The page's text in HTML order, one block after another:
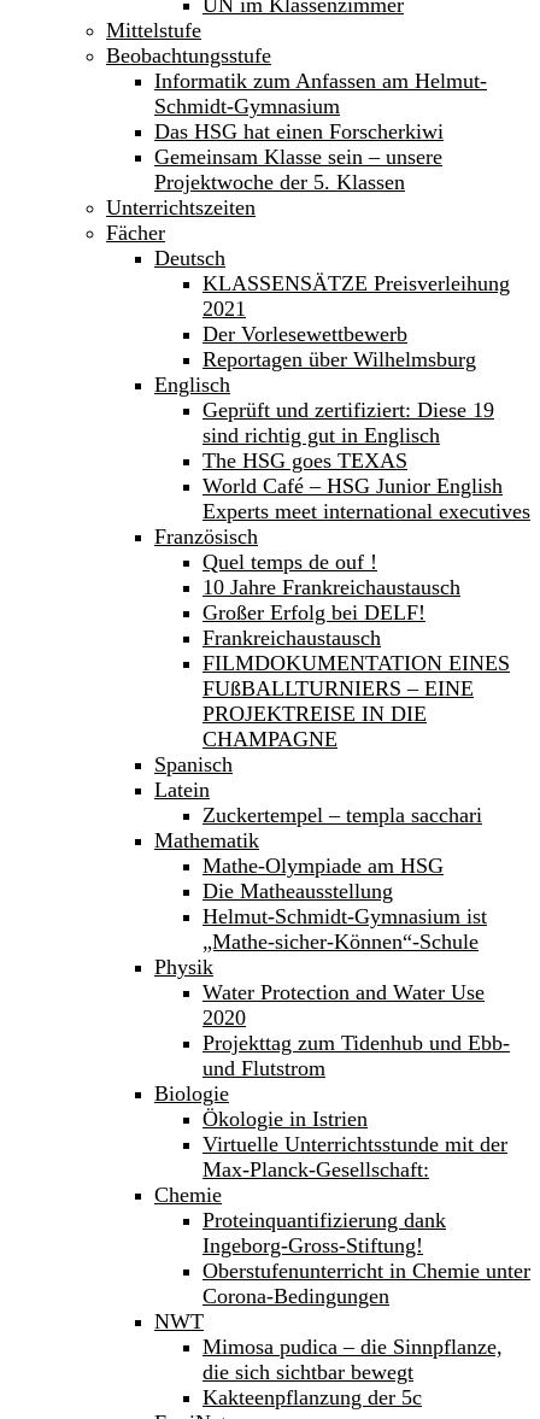
UN im Klassenzimmer
Mittelstufe
Beobachtungsstufe
Informatik zum Anfassen am Helmut-
Schmidt-Gymnasium
Das HSG hat einen Forscherkiwi
Gemeinsam Klasse sein – unsere
Projektwoche der 5. Klassen
Unterrichtszeiten
Fächer
Deutsch
KLASSENSÄTZE Preisverleihung
2021
Der Vorlesewettbewerb
Reportagen über Wilhelmsburg
Englisch
Geprüft und zertifiziert: Diese 19
sind richtig gut in Englisch
The HSG goes TEXAS
World Café – HSG Junior English
Experts meet international executives
Französisch
Quel temps de ouf !
10 Jahre Frankreichaustausch
Großer Erfolg bei DELF!
Frankreichaustausch
FILMDOKUMENTATION EINES
FUßBALLTURNIERS – EINE
PROJEKTREISE IN DIE
CHAMPAGNE
Spanisch
Latein
Zuckertempel – templa sacchari
Mathematik
Mathe-Olympiade am HSG
Die Matheausstellung
Helmut-Schmidt-Gymnasium ist
„Mathe-sicher-Können“-Schule
Physik
Water Protection and Water Use
2020
Projekttag zum Tidenhub und Ebb-
und Flutstrom
Biologie
Ökologie in Istrien
Virtuelle Unterrichtsstunde mit der
Max-Planck-Gesellschaft:
Chemie
Proteinquantifizierung dank
Ingeborg-Gross-Stiftung!
Oberstufenunterricht in Chemie unter
Corona-Bedingungen
NWT
Mimosa pudica – die Sinnpflanze,
die sich sichtbar bewegt
Kakteenpflanzung der 5c